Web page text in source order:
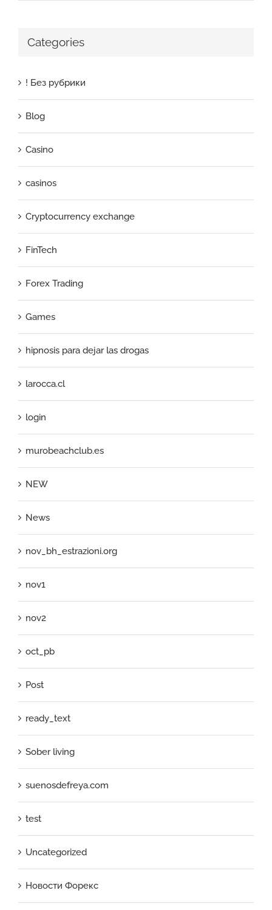
Categories
! Без рубрики
Blog
Casino
casinos
Cryptocurrency exchange
FinTech
Forex Trading
Games
hipnosis para dejar las drogas
larocca.cl
login
murobeachclub.es
NEW
News
nov_bh_estrazioni.org
nov1
nov2
oct_pb
Post
ready_text
Sober living
suenosdefreya.com
test
Uncategorized
Новости Форекс